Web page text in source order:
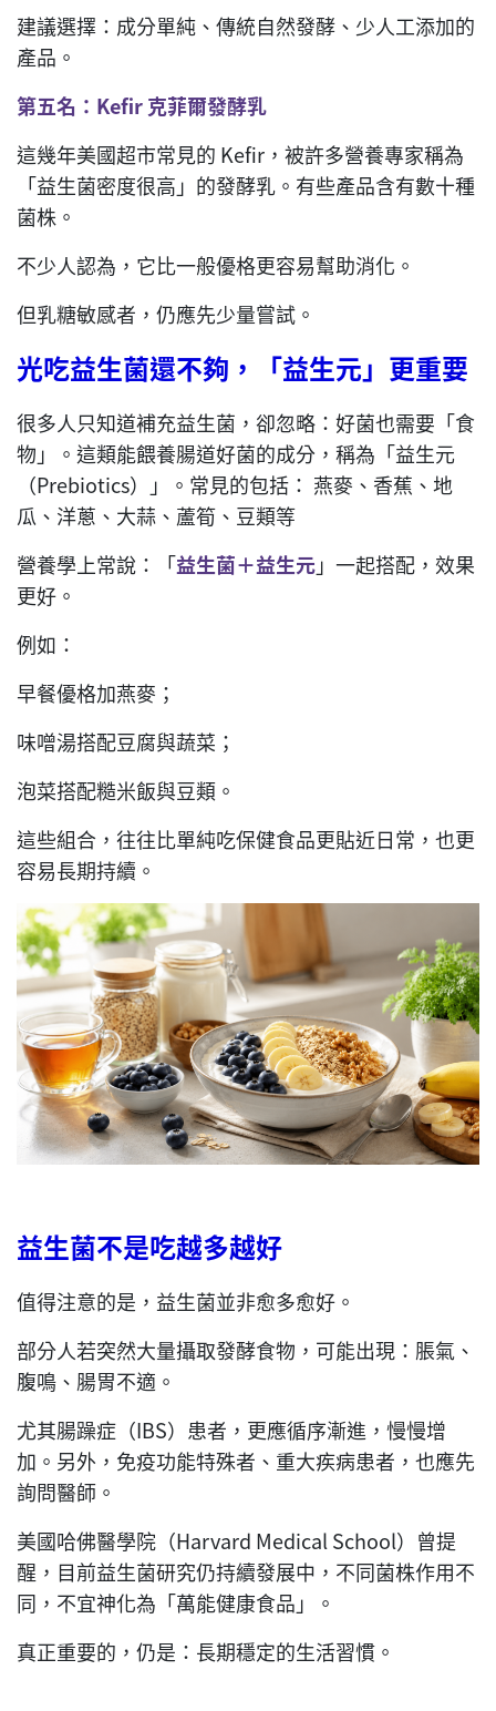
建議選擇：成分單純、傳統自然發酵、少人工添加的
產品。
第五名： Kefir克菲爾發酵乳
這幾年美國超市常見的 Kefir，被許多營養專家稱為
「益生菌密度很高」的發酵乳。有些產品含有數十種
菌株。
不少人認為，它比一般優格更容易幫助消化。
但乳糖敏感者，仍應先少量嘗試。
光吃益生菌還不夠 ， 「益生元」更重要
很多人只知道補充益生菌，卻忽略：好菌也需要「食
物」。這類能餵養腸道好菌的成分，稱為「益生元
（Prebiotics）」。常見的包括： 燕麥、香蕉、地
瓜、洋蔥、大蒜、蘆筍、豆類等
營養學上常說：「益生菌＋益生元」一起搭配，效果
更好。
例如：
早餐優格加燕麥；
味噌湯搭配豆腐與蔬菜；
泡菜搭配糙米飯與豆類。
這些組合，往往比單純吃保健食品更貼近日常，也更
容易長期持續。
益生菌不是吃越多越好
值得注意的是，益生菌並非愈多愈好。
部分人若突然大量攝取發酵食物，可能出現：脹氣、
腹鳴、腸胃不適。
尤其腸躁症（IBS）患者，更應循序漸進，慢慢增
加。另外，免疫功能特殊者、重大疾病患者，也應先
詢問醫師。
美國哈佛醫學院（Harvard Medical School）曾提
醒，目前益生菌研究仍持續發展中，不同菌株作用不
同，不宜神化為「萬能健康食品」。
真正重要的，仍是：長期穩定的生活習慣。